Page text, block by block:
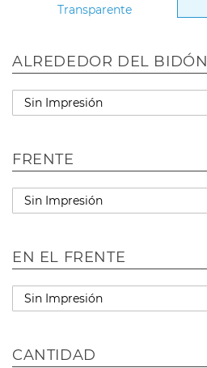
Transparente
ALREDEDOR DEL BIDÓN
FRENTE
EN EL FRENTE
CANTIDAD